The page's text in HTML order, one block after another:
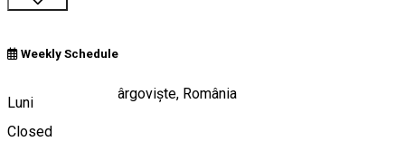
Weekly Schedule
Luni
Closed
Strada Stelea 4, Târgoviște, România